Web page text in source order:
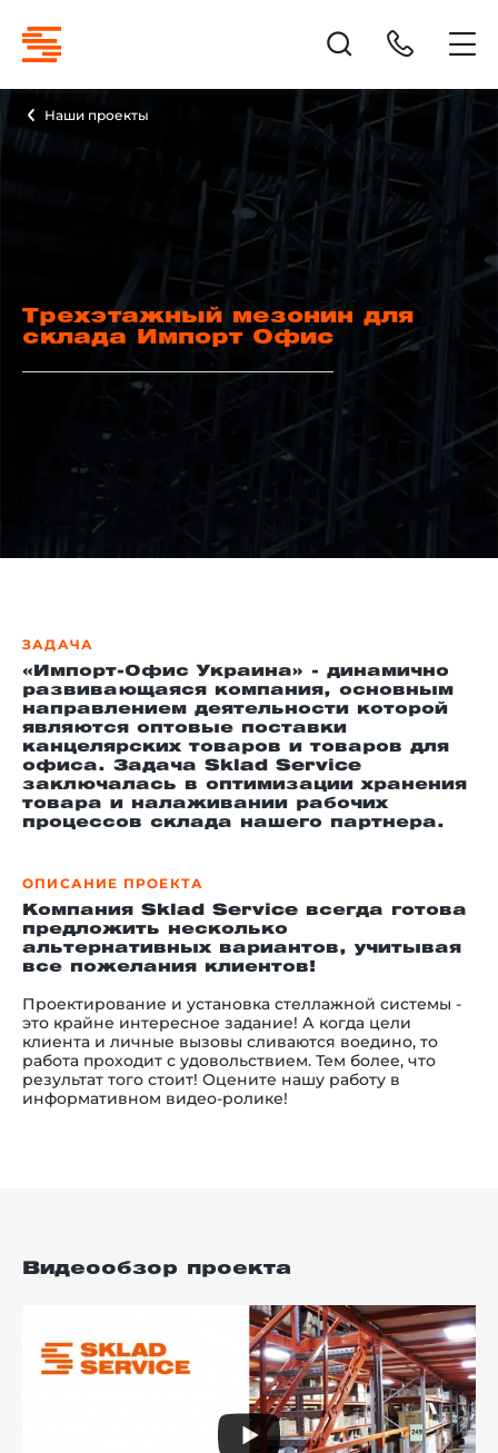
Наши проекты
Трехэтажный мезонин для
склада Импорт Офис
ЗАДАЧА
«Импорт-Офис Украина» - динамично
развивающаяся компания, основным
направлением деятельности которой
являются оптовые поставки
канцелярских товаров и товаров для
офиса. Задача Sklad Service
заключалась в оптимизации хранения
товара и налаживании рабочих
процессов склада нашего партнера.
ОПИСАНИЕ ПРОЕКТА
Компания Sklad Service всегда готова
предложить несколько
альтернативных вариантов, учитывая
все пожелания клиентов!
Проектирование и установка стеллажной системы -
это крайне интересное задание! А когда цели
клиента и личные вызовы сливаются воедино, то
работа проходит с удовольствием. Тем более, что
результат того стоит! Оцените нашу работу в
информативном видео-ролике!
Видеообзор проекта